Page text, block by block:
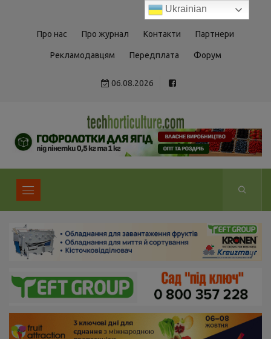
Про нас Про журнал Контакти Партнери
Рекламодавцям Передплата Форум
06.08.2026
Ukrainian